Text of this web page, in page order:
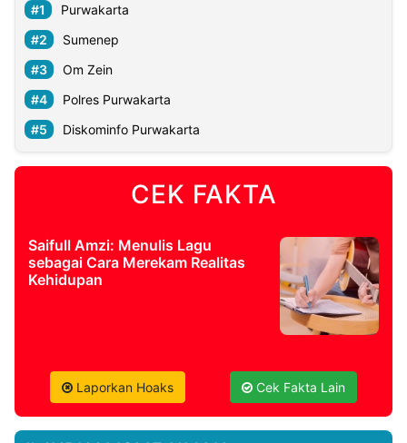
Purwakarta
Sumenep
Om Zein
Polres Purwakarta
Diskominfo Purwakarta
CEK FAKTA
Saifull Amzi: Menulis Lagu
sebagai Cara Merekam Realitas
Kehidupan
Laporkan Hoaks Cek Fakta Lain